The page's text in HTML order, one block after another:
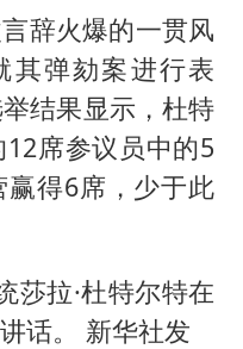
北约”出现
伯克希尔净买入约200亿美元股票
枪口对准中国记者
构建更高水平的全民健身公共服务体系
辞火爆的一贯风
其弹劾案进行表
结果显示，杜特
席参议员中的5
得6席，少于此
莎拉·杜特尔特在
话。 新华社发